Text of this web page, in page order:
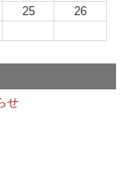
25
26
せ